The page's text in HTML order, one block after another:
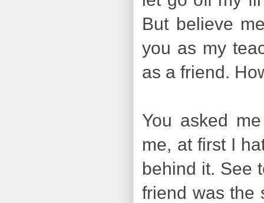
But believe
you as my
as a friend.
You asked
me, at first I
behind it. See
friend was the